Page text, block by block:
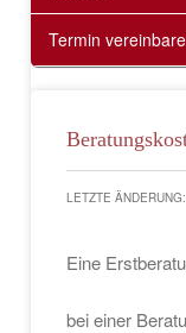
Termin
LETZTE
Eine
bei einer